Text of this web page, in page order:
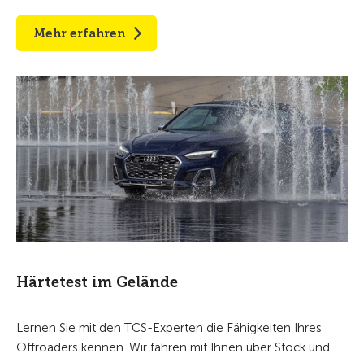
Mehr erfahren
Härtetest im Gelände
Lernen Sie mit den TCS-Experten die Fähigkeiten Ihres
Offroaders kennen. Wir fahren mit Ihnen über Stock und